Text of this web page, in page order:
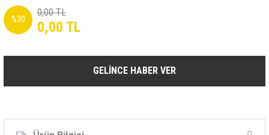
%30
0,00 TL
0,00 TL
GELİNCE HABER VER